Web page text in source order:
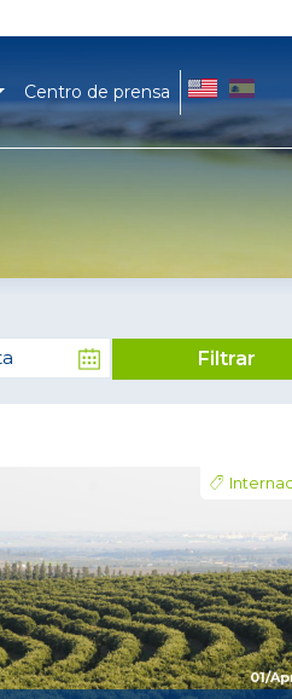
Centro de prensa EN ES
Filtrar
01/